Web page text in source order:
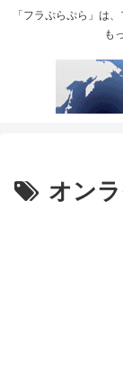
「フラぷらぷら」は
も
オン